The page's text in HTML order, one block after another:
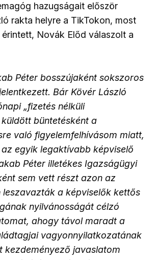
hazugságait először
rakta helyre a TikTokon, most
Novák Előd válaszolt a
Péter bosszújaként sokszoros
Bár Kövér László
„fizetés nélküli
büntetésként a
való figyelemfelhívásom miatt,
az egyik legaktívabb képviselő
Péter illetékes Igazságügyi
sem vett részt azon az
leszavazták a képviselők kettős
nyilvánosságát célzó
ahogy távol maradt a
vagyonnyilatkozatának
kezdeményező javaslatom